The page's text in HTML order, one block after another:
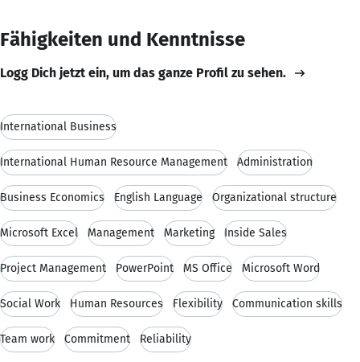
Fähigkeiten und Kenntnisse
Logg Dich jetzt ein, um das ganze Profil zu sehen.
International Business
International Human Resource Management Administration
Business Economics English Language Organizational structure
Microsoft Excel Management Marketing Inside Sales
Project Management PowerPoint MS Office Microsoft Word
Social Work Human Resources Flexibility Communication skills
Team work Commitment Reliability